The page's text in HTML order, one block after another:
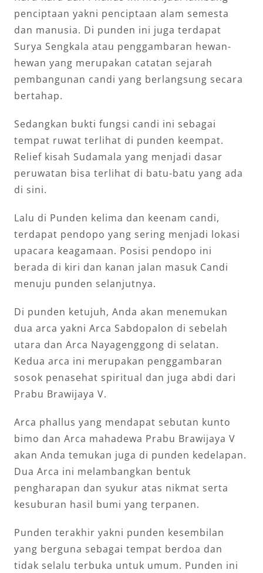
penciptaan yakni penciptaan alam semesta
dan manusia. Di punden ini juga terdapat
Surya Sengkala atau penggambaran hewan-
hewan yang merupakan catatan sejarah
pembangunan candi yang berlangsung secara
bertahap.
Sedangkan bukti fungsi candi ini sebagai
tempat ruwat terlihat di punden keempat.
Relief kisah Sudamala yang menjadi dasar
peruwatan bisa terlihat di batu-batu yang ada
di sini.
Lalu di Punden kelima dan keenam candi,
terdapat pendopo yang sering menjadi lokasi
upacara keagamaan. Posisi pendopo ini
berada di kiri dan kanan jalan masuk Candi
menuju punden selanjutnya.
Di punden ketujuh, Anda akan menemukan
dua arca yakni Arca Sabdopalon di sebelah
utara dan Arca Nayagenggong di selatan.
Kedua arca ini merupakan penggambaran
sosok penasehat spiritual dan juga abdi dari
Prabu Brawijaya V.
Arca phallus yang mendapat sebutan kunto
bimo dan Arca mahadewa Prabu Brawijaya V
akan Anda temukan juga di punden kedelapan.
Dua Arca ini melambangkan bentuk
pengharapan dan syukur atas nikmat serta
kesuburan hasil bumi yang terpanen.
Punden terakhir yakni punden kesembilan
yang berguna sebagai tempat berdoa dan
tidak selalu terbuka untuk umum. Punden ini